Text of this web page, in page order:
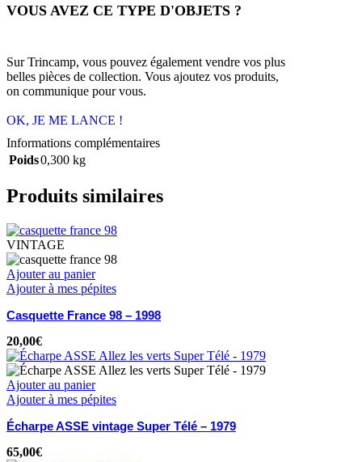
VOUS AVEZ CE TYPE D'OBJETS ?
Sur Trincamp, vous pouvez également vendre vos plus
belles pièces de collection. Vous ajoutez vos produits,
on communique pour vous.
OK, JE ME LANCE !
Informations complémentaires
Poids0,300 kg
Produits similaires
VINTAGE
Ajouter au panier
Ajouter à mes pépites
Casquette France 98 – 1998
20,00€
Ajouter au panier
Ajouter à mes pépites
Écharpe ASSE vintage Super Télé – 1979
65,00€